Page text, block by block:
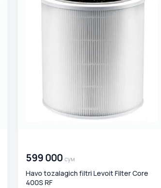
599 000 сум
Havo tozalagich filtri Levoit Filter Core
400S RF